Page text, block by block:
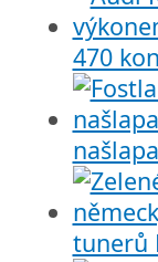
470
tunerů